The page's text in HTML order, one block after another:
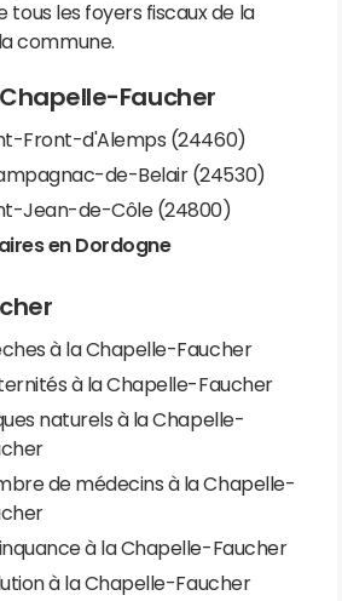
les foyers fiscaux de la
commune.
Faucher
Front-d'Alemps (24460)
de-Belair (24530)
Jean-de-Côle (24800)
en Dordogne
Crèches à la Chapelle-Faucher
à la Chapelle-Faucher
naturels à la Chapelle-
de médecins à la Chapelle-
à la Chapelle-Faucher
à la Chapelle-Faucher